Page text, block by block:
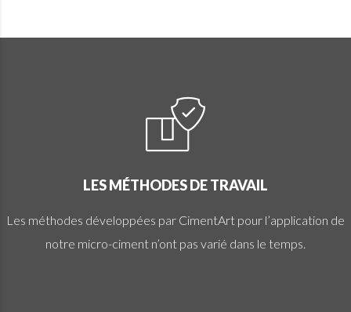
LES MÉTHODES DE TRAVAIL
Les méthodes développées par CimentArt pour l’application de
notre micro-ciment n’ont pas varié dans le temps.